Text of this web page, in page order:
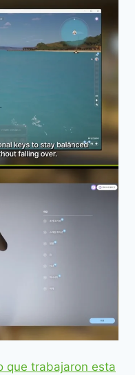
que trabajaron esta